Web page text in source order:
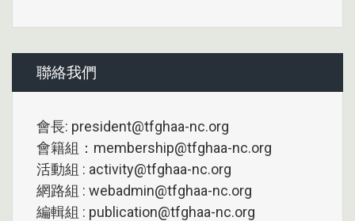
聯絡我們
會長: president@tfghaa-nc.org
會籍組：membership@tfghaa-nc.org
活動組 : activity@tfghaa-nc.org
網路組 : webadmin@tfghaa-nc.org
編輯組 : publication@tfghaa-nc.org